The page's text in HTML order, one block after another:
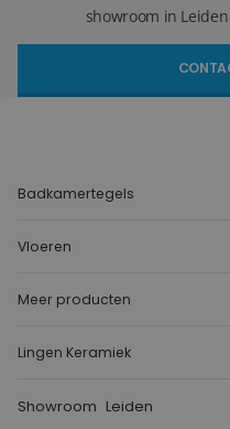
showroom in
Badkamertegels
Vloeren
Meer producten
Lingen Keramiek
Showroom Leiden